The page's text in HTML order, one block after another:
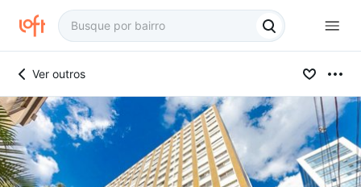
Ver outros